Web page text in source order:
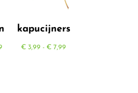
Prijsklasse:
kapucijners
€ 3,99 - € 7,99